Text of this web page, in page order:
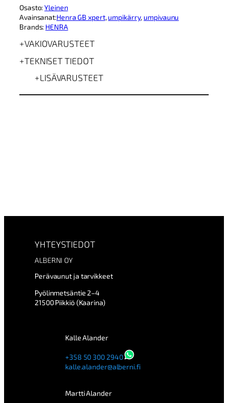
x
p
e
t
m
ä
ä
Osasto:Yleinen
Avainsanat:Henra GB xpert, umpikärry, umpivaunu
Brands: HENRA
VAKIOVARUSTEET
TEKNISET TIEDOT
LISÄVARUSTEET
YHTEYSTIEDOT
ALBERNI OY
Perävaunut ja tarvikkeet
Pyölinmetsäntie 2–4
21500 Piikkiö (Kaarina)
Kalle Alander
+358 50 300 2940
kalle.alander@alberni.fi
Martti Alander